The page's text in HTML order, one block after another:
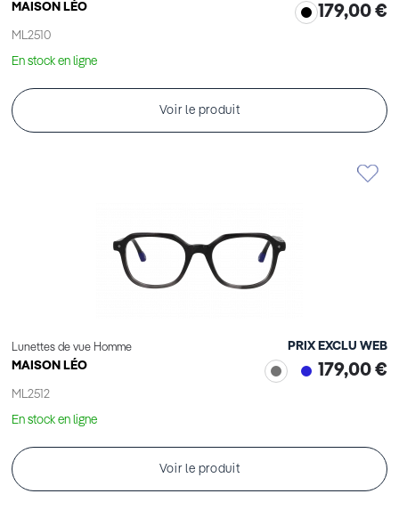
MAISON LÉO
ML2510
179,00 €
En stock en ligne
Voir le produit
Lunettes de vue Homme
MAISON LÉO
ML2512
PRIX EXCLU WEB
179,00 €
En stock en ligne
Voir le produit